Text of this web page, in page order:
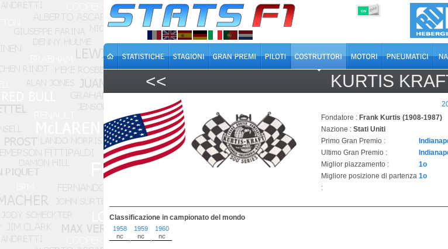
ON OFF
<< KURTIS
Fondatore : Frank Kurtis (1908-1987)
Nazione : Stati Uniti
Primo Gran Premio :
Ultimo Gran Premio :
Miglior piazzamento :
1o
Migliore posizione di partenza
:
1o
Classificazione in campionato del mondo
1958
nc
1959
nc
1960
nc